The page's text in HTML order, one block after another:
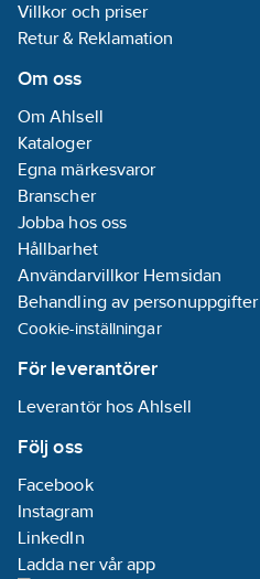
materialavverkning
jämfört med 3M
Rondellen är anpassad
för arbeten med
medelhögt till högt
tryck, såsom
avfasning,
svetsslipning,
gradning samt
bearbetning av kanter
och konturer. Den
genererar en ytfinish
som lämpar sig för
ytförberedelse,
inklusive borttagning
av glödskal och
svetssprut. Ett tekniskt
tips är att rondellen
kan användas för både
slipning och
Villkor och priser
Retur & Reklamation
Om oss
Om Ahlsell
Kataloger
Egna märkesvaror
Branscher
Jobba hos oss
Hållbarhet
Användarvillkor Hemsidan
Behandling av personuppgifter
Cookie-inställningar
För leverantörer
Leverantör hos Ahlsell
Följ oss
Facebook
Instagram
LinkedIn
Ladda ner vår app